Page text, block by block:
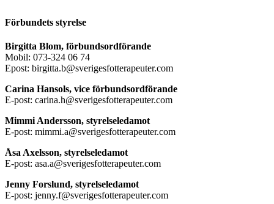
Förbundets styrelse
Birgitta Blom, förbundsordförande
Mobil: 073-324 06 74
Epost: birgitta.b@sverigesfotterapeuter.com
Carina Hansols, vice förbundsordförande
E-post: carina.h@sverigesfotterapeuter.com
Mimmi Andersson, styrelseledamot
E-post: mimmi.a@sverigesfotterapeuter.com
Åsa Axelsson, styrelseledamot
E-post: asa.a@sverigesfotterapeuter.com
Jenny Forslund, styrelseledamot
E-post: jenny.f@sverigesfotterapeuter.com